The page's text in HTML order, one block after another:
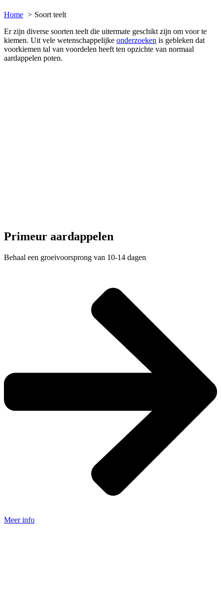
Home
Soort teelt
Er zijn diverse soorten teelt die uitermate geschikt zijn om voor te
kiemen. Uit vele wetenschappelijke onderzoeken is gebleken dat
voorkiemen tal van voordelen heeft ten opzichte van normaal
aardappelen poten.
Primeur aardappelen
Behaal een groeivoorsprong van 10-14 dagen
Meer info